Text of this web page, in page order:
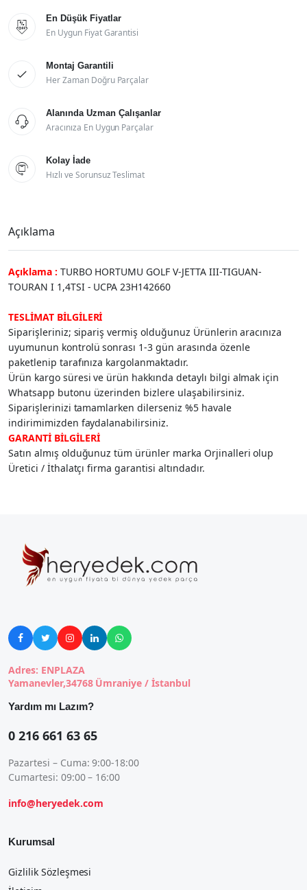

En Düşük Fiyatlar
En Uygun Fiyat Garantisi

Montaj Garantili
Her Zaman Doğru Parçalar

Alanında Uzman Çalışanlar
Aracınıza En Uygun Parçalar

Kolay İade
Hızlı ve Sorunsuz Teslimat
Açıklama
Açıklama : TURBO HORTUMU GOLF V-JETTA III-TIGUAN-
TOURAN I 1,4TSI - UCPA 23H142660
TESLİMAT BİLGİLERİ
Siparişleriniz; sipariş vermiş olduğunuz Ürünlerin aracınıza
uyumunun kontrolü sonrası 1-3 gün arasında özenle
paketlenip tarafınıza kargolanmaktadır.
Ürün kargo süresi ve ürün hakkında detaylı bilgi almak için
Whatsapp butonu üzerinden bizlere ulaşabilirsiniz.
Siparişlerinizi tamamlarken dilerseniz %5 havale
indirimimizden faydalanabilirsiniz.
GARANTİ BİLGİLERİ
Satın almış olduğunuz tüm ürünler marka Orjinalleri olup
Üretici / İthalatçı firma garantisi altındadır.
    
Adres: ENPLAZA
Yamanevler,34768 Ümraniye / İstanbul
Yardım mı Lazım?
0 216 661 63 65
Pazartesi – Cuma: 9:00-18:00
Cumartesi: 09:00 – 16:00
info@heryedek.com
Kurumsal
Gizlilik Sözleşmesi